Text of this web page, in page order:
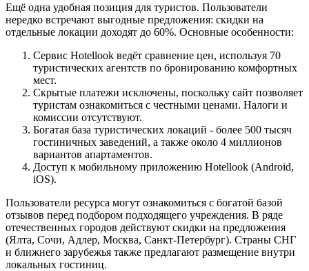
Ещё одна удобная позиция для туристов. Пользователи
нередко встречают выгодные предложения: скидки на
отдельные локации доходят до 60%. Основные особенности:
Сервис Hotellook ведёт сравнение цен, используя 70
туристических агентств по бронированию комфортных
мест.
Скрытые платежи исключены, поскольку сайт позволяет
туристам ознакомиться с честными ценами. Налоги и
комиссии отсутствуют.
Богатая база туристических локаций - более 500 тысяч
гостиничных заведений, а также около 4 миллионов
вариантов апартаментов.
Доступ к мобильному приложению Hotellook (Android,
iOS).
Пользователи ресурса могут ознакомиться с богатой базой
отзывов перед подбором подходящего учреждения. В ряде
отечественных городов действуют скидки на предложения
(Ялта, Сочи, Адлер, Москва, Санкт-Петербург). Страны СНГ
и ближнего зарубежья также предлагают размещение внутри
локальных гостиниц.